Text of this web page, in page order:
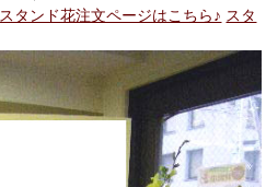
スタンド花注文ページはこちら♪ スタ